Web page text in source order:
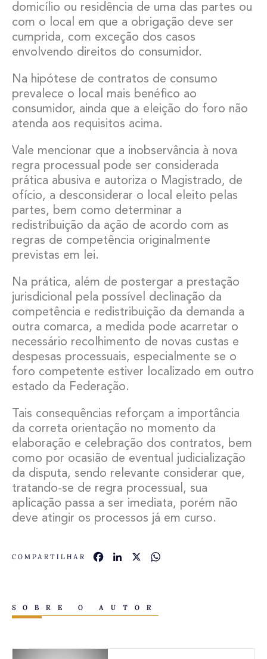
domicílio ou residência de uma das partes ou
com o local em que a obrigação deve ser
cumprida, com exceção dos casos
envolvendo direitos do consumidor.
Na hipótese de contratos de consumo
prevalece o local mais benéfico ao
consumidor, ainda que a eleição do foro não
atenda aos requisitos acima.
Vale mencionar que a inobservância à nova
regra processual pode ser considerada
prática abusiva e autoriza o Magistrado, de
ofício, a desconsiderar o local eleito pelas
partes, bem como determinar a
redistribuição da ação de acordo com as
regras de competência originalmente
previstas em lei.
Na prática, além de postergar a prestação
jurisdicional pela possível declinação da
competência e redistribuição da demanda a
outra comarca, a medida pode acarretar o
necessário recolhimento de novas custas e
despesas processuais, especialmente se o
foro competente estiver localizado em outro
estado da Federação.
Tais consequências reforçam a importância
da correta orientação no momento da
elaboração e celebração dos contratos, bem
como por ocasião de eventual judicialização
da disputa, sendo relevante considerar que,
tratando-se de regra processual, sua
aplicação passa a ser imediata, porém não
deve atingir os processos já em curso.
COMPARTILHAR FacebookLinkedIn
SOBRE O AUTOR